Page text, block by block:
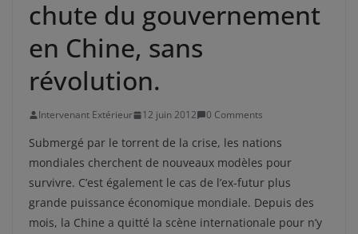
chute du gouvernement
en Chine, sans
révolution.
Intervenant Extérieur 12 juin 2012 0 Comments
Submergé par le torrent de la crise, les nations
mondiales cherchent de nouveaux modèles pour
survivre. C’est également le cas de l’ex-futur plus
grande puissance économique mondiale. Depuis des
mois, la Chine a quitté la scène internationale pour n’y